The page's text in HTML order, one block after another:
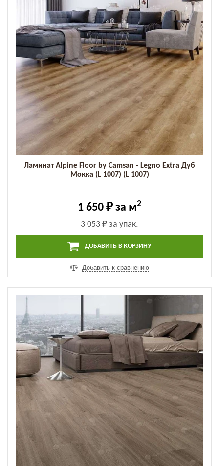
Ламинат Alpine Floor by Camsan - Legno Extra Дуб
Мокка (L 1007) (L 1007)
1 650 ₽ за м2
3 053 ₽ за упак.
ДОБАВИТЬ В КОРЗИНУ
Добавить к сравнению